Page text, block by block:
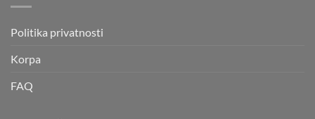
Politika privatnosti
Korpa
FAQ